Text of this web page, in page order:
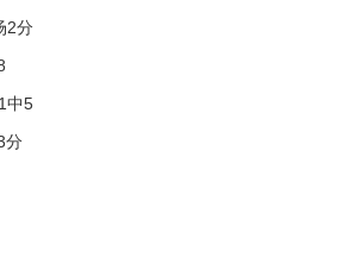
2分
中5
分